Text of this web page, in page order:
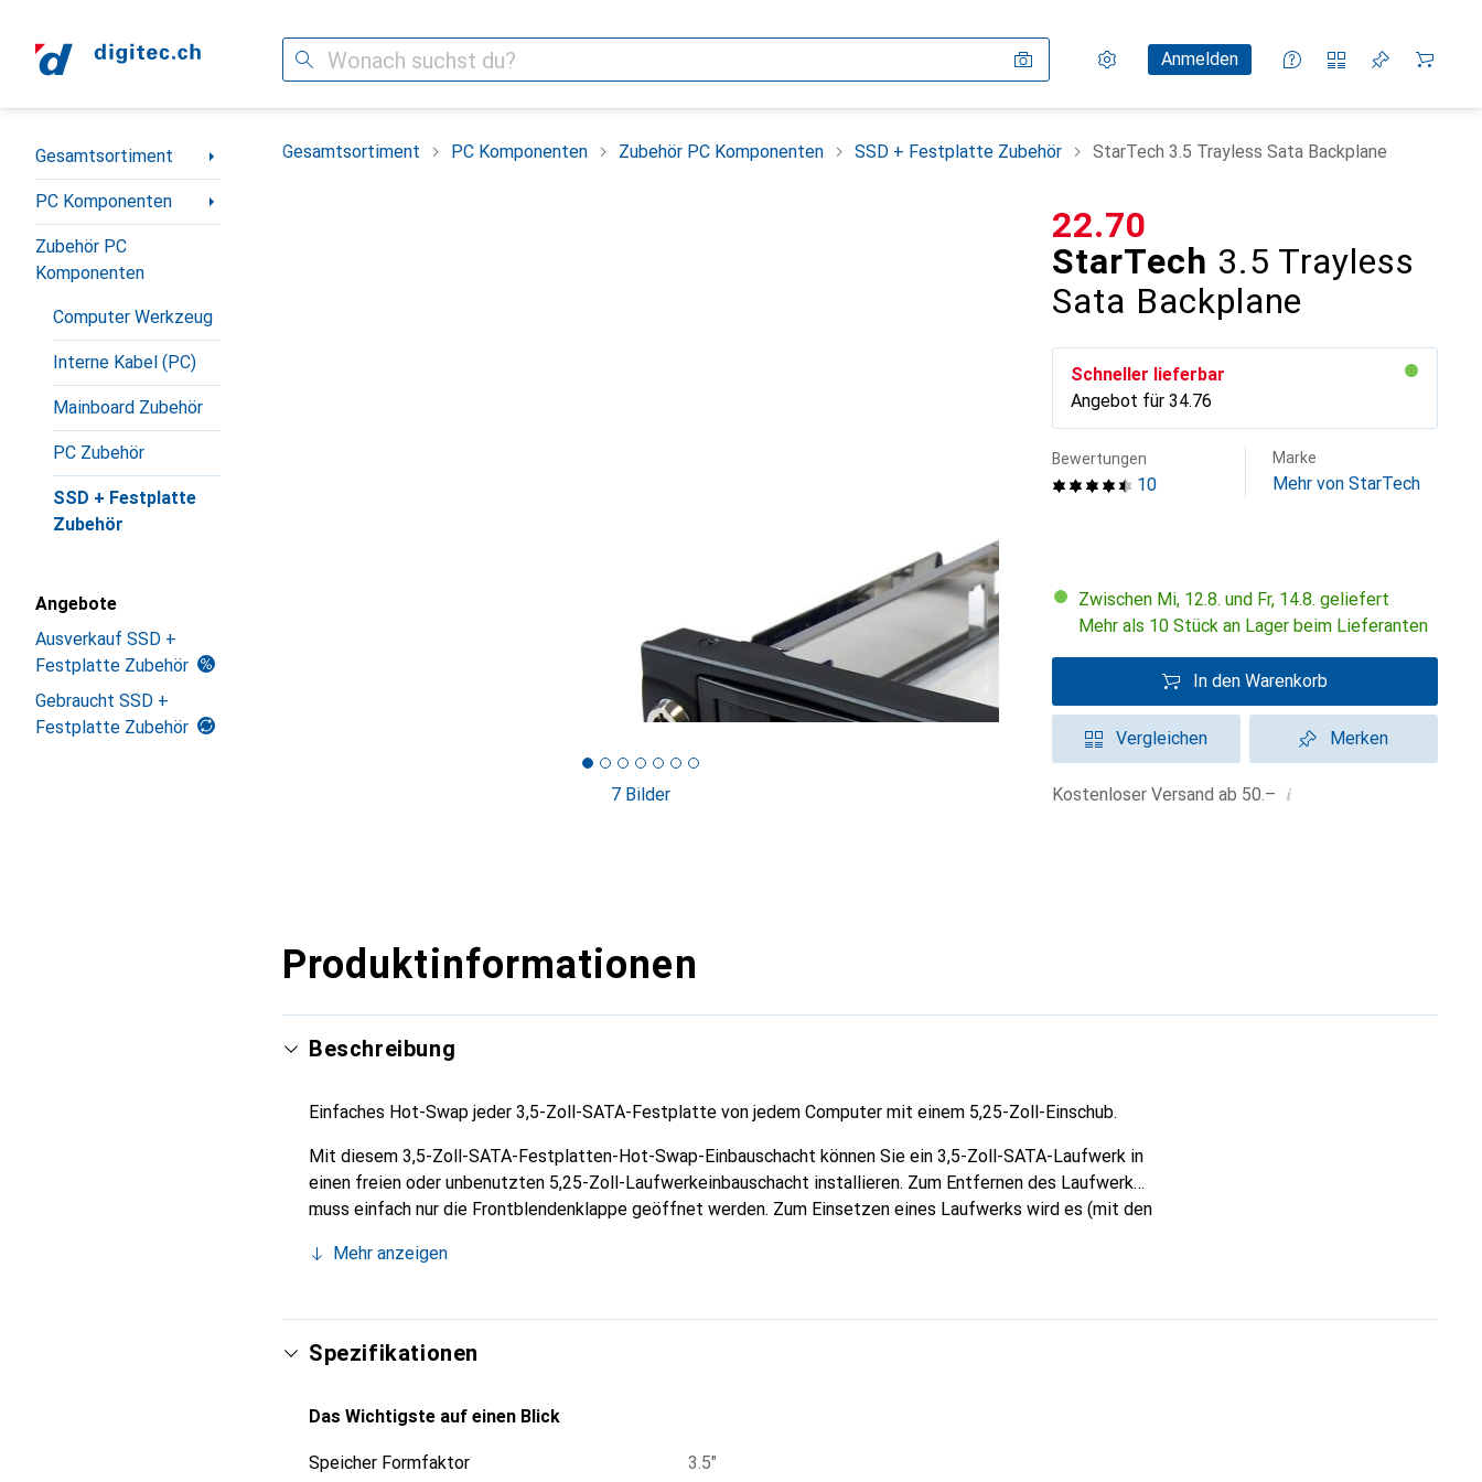
Suche Einstellungen
KundenkontoAnmelden
Vergleichslisten
Merklisten
Warenkorb
Navigation nach Kategorien
Gesamtsortiment
PC Komponenten
Zubehör PC
Komponenten
Computer Werkzeug
Interne Kabel (PC)
Mainboard Zubehör
PC Zubehör
SSD + Festplatte
Zubehör
Angebote
Ausverkauf SSD +
Festplatte Zubehör
Gebraucht SSD +
Festplatte Zubehör
Gesamtsortiment PC Komponenten Zubehör PC Komponenten SSD + Festplatte Zubehör StarTech 3.5 Trayless Sata Backplane
7 Bilder
StarTech 3.5 Trayless
Sata Backplane
CHF
22.70
Schneller lieferbar
Angebot für CHF
34.76
10
Bewertungen Marke
Mehr von StarTech
Zwischen Mi, 12.8. und Fr, 14.8. geliefert
Mehr als 10 Stück an Lager beim Lieferanten
In den Warenkorb
Vergleichen Merken
Kostenloser Versand ab 50.– i
Produktinformationen
Beschreibung
Einfaches Hot-Swap jeder 3,5-Zoll-SATA-Festplatte von jedem Computer mit einem 5,25-Zoll-Einschub.
Mit diesem 3,5-Zoll-SATA-Festplatten-Hot-Swap-Einbauschacht können Sie ein 3,5-Zoll-SATA-Laufwerk in
einen freien oder unbenutzten 5,25-Zoll-Laufwerkeinbauschacht installieren. Zum Entfernen des Laufwerks
muss einfach nur die Frontblendenklappe geöffnet werden. Zum Einsetzen eines Laufwerks wird es (mit den
Mehr anzeigen
Spezifikationen
Das Wichtigste auf einen Blick
Speicher Formfaktor 3.5"